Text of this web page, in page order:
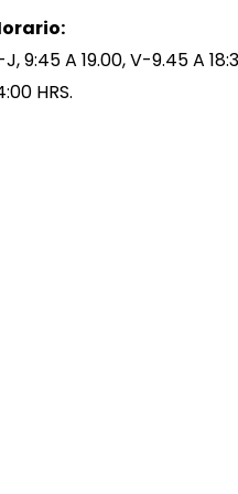
J, 9:45 A 19.00, V-9.45 A
HRS.